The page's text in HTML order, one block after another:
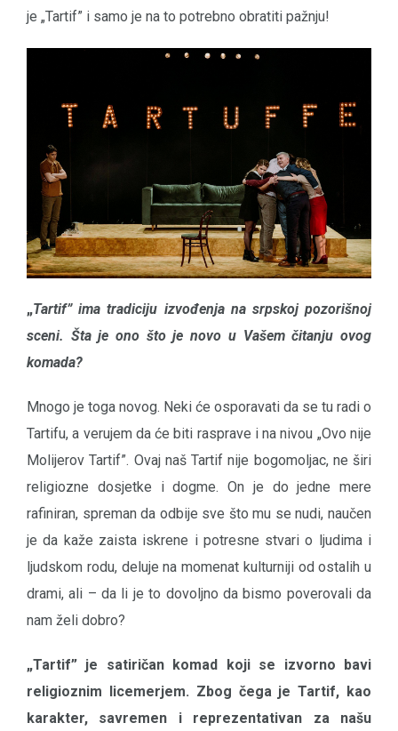
je „Tartif” i samo je na to potrebno obratiti pažnju!
„Tartif” ima tradiciju izvođenja na srpskoj pozorišnoj
sceni. Šta je ono što je novo u Vašem čitanju ovog
komada?
Mnogo je toga novog. Neki će osporavati da se tu radi o
Tartifu, a verujem da će biti rasprave i na nivou „Ovo nije
Molijerov Tartif”. Ovaj naš Tartif nije bogomoljac, ne širi
religiozne dosjetke i dogme. On je do jedne mere
rafiniran, spreman da odbije sve što mu se nudi, naučen
je da kaže zaista iskrene i potresne stvari o ljudima i
ljudskom rodu, deluje na momenat kulturniji od ostalih u
drami, ali – da li je to dovoljno da bismo poverovali da
nam želi dobro?
„Tartif” je satiričan komad koji se izvorno bavi
religioznim licemerjem. Zbog čega je Tartif, kao
karakter, savremen i reprezentativan za našu